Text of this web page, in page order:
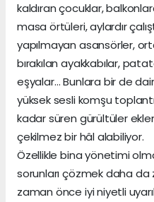
kaldıran çocuklar,
masa örtüleri, aylardır
yapılmayan asansörler,
bırakılan ayakkabılar,
eşyalar… Bunlara bir de
yüksek sesli komşu
kadar süren gürültüler
çekilmez bir hâl alabiliyor.
Özellikle bina yönetimi
sorunları çözmek daha da
zaman önce iyi niyetli